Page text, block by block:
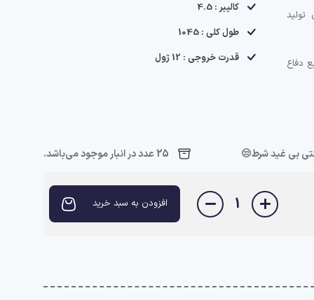
دفاع
کالیبر : 4.5
طول کلی : 1045
قدرت خروجی : 12 ژول
25 عدد در انبار موجود می‌باشد.
1 افزودن به سبد خرید